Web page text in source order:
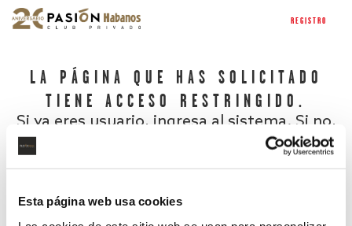
Esta página web usa cookies
REGISTRO
LA PÁGINA QUE HAS SOLICITADO
TIENE ACCESO RESTRINGIDO.
Si ya eres usuario, ingresa al sistema. Si no,